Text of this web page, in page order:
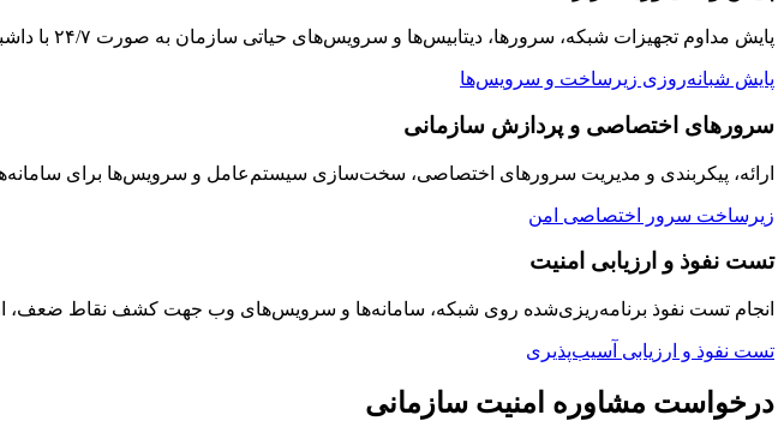
پایش مداوم تجهیزات شبکه، سرورها، دیتابیس‌ها و سرویس‌های حیاتی سازمان به صورت ۲۴/۷ با داشبوردهای تحلیلی و هشداردهی هوشمند.
پایش شبانه‌روزی زیرساخت و سرویس‌ها
سرورهای اختصاصی و پردازش سازمانی
ارائه، پیکربندی و مدیریت سرورهای اختصاصی، سخت‌سازی سیستم‌عامل و سرویس‌ها برای
زیرساخت سرور اختصاصی امن
تست نفوذ و ارزیابی امنیت
انجام تست نفوذ برنامه‌ریزی‌شده روی شبکه، سامانه‌ها و سرویس‌های وب جهت کشف نقاط ضعف،
تست نفوذ و ارزیابی آسیب‌پذیری
درخواست مشاوره امنیت سازمانی